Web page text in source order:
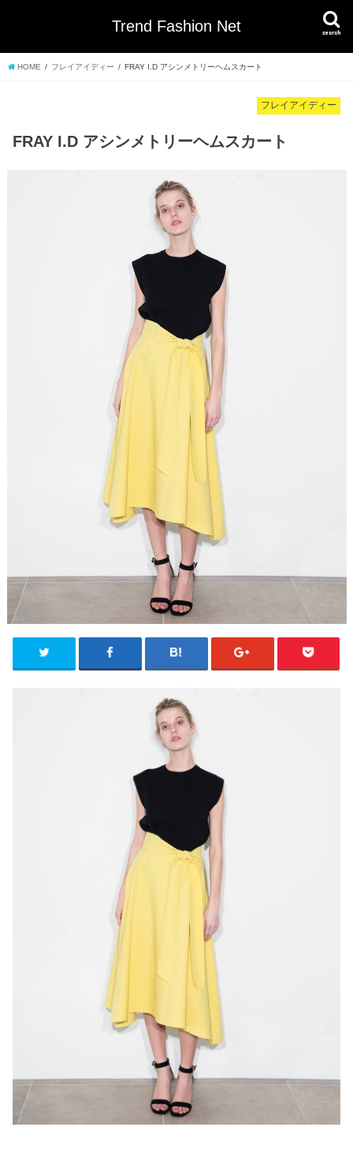
Trend Fashion Net search
HOME フレイアイディー FRAY I.D アシンメトリーヘムスカート
フレイアイディー
FRAY I.D アシンメトリーヘムスカート